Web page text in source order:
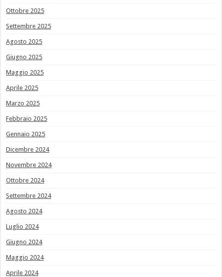
Ottobre 2025
Settembre 2025
Agosto 2025
Giugno 2025
Maggio 2025
Aprile 2025
Marzo 2025
Febbraio 2025
Gennaio 2025
Dicembre 2024
Novembre 2024
Ottobre 2024
Settembre 2024
Agosto 2024
Luglio 2024
Giugno 2024
Maggio 2024
Aprile 2024